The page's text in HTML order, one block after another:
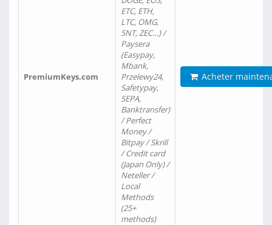
PremiumKeys.com
ETC, ETH,
LTC, OMG,
SNT, ZEC…) /
Paysera
(Easypay,
Mbank,
Przelewy24,
Safetypay,
SEPA,
Banktransfer)
/ Perfect
Money /
Bitpay / Skrill
/ Credit card
(Japan Only) /
Neteller /
Local
Methods
(25+
methods)
Acheter